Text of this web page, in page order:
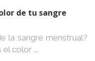
de tu sangre
la sangre menstrual?
color ...